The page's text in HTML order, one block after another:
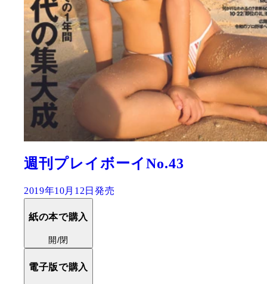
週刊プレイボーイNo.43
2019年10月12日発売
紙の本で購入
開/閉
電子版で購入